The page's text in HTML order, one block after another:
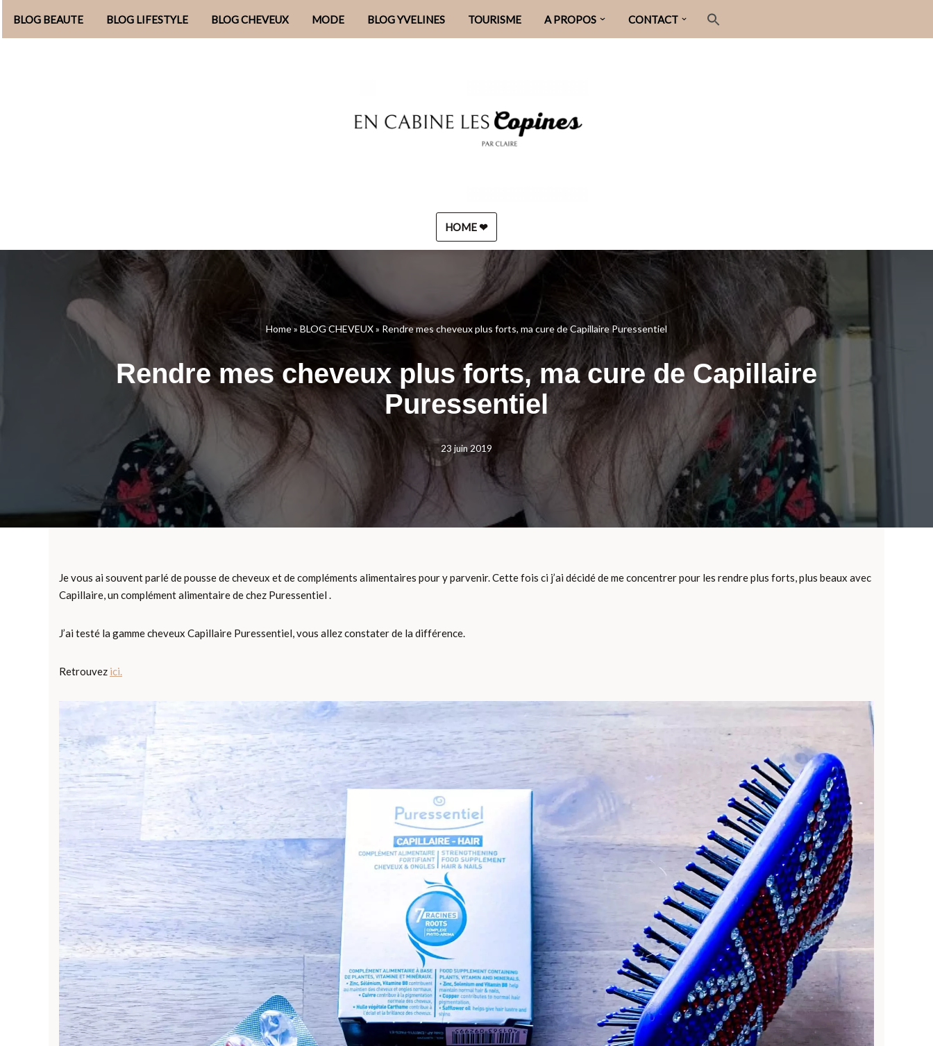
Aller
BLOG BEAUTE BLOG LIFESTYLE BLOG CHEVEUX MODE BLOG YVELINES TOURISME A PROPOS CONTACT
HOME ❤︎
Home» BLOG CHEVEUX» Rendre mes cheveux plus forts, ma cure de Capillaire Puressentiel
Rendre mes cheveux plus forts, ma cure de Capillaire
Puressentiel
23 juin 2019
Je vous ai souvent parlé de pousse de cheveux et de compléments alimentaires pour y parvenir. Cette fois ci j’ai décidé de me concentrer pour les rendre plus forts, plus beaux avec
Capillaire, un complément alimentaire de chez Puressentiel .
J’ai testé la gamme cheveux Capillaire Puressentiel, vous allez constater de la différence.
Retrouvez ici.